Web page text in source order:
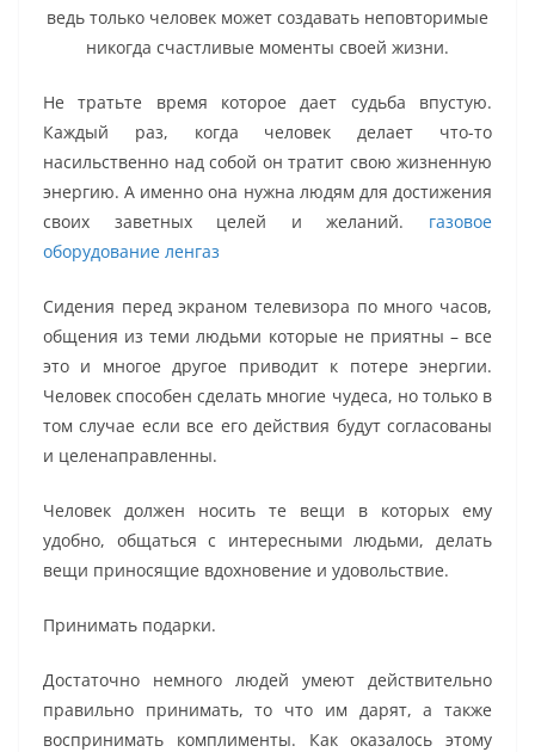
ведь только человек может создавать неповторимые
никогда счастливые моменты своей жизни.
Не тратьте время которое дает судьба впустую.
Каждый раз, когда человек делает что-то
насильственно над собой он тратит свою жизненную
энергию. А именно она нужна людям для достижения
своих заветных целей и желаний. газовое
оборудование ленгаз
Сидения перед экраном телевизора по много часов,
общения из теми людьми которые не приятны – все
это и многое другое приводит к потере энергии.
Человек способен сделать многие чудеса, но только в
том случае если все его действия будут согласованы
и целенаправленны.
Человек должен носить те вещи в которых ему
удобно, общаться с интересными людьми, делать
вещи приносящие вдохновение и удовольствие.
Принимать подарки.
Достаточно немного людей умеют действительно
правильно принимать, то что им дарят, а также
воспринимать комплименты. Как оказалось этому